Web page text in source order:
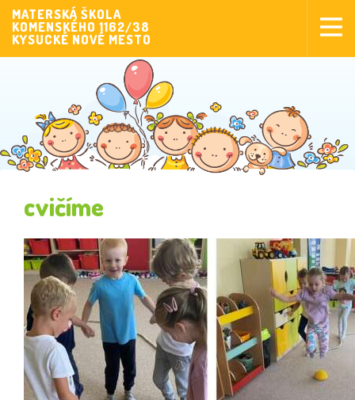
Aktivity pre deti
Fotogaléria
Naša škola
Prijímanie detí
Dokumenty
Krúžková činnosť
Zverejňovanie
Školská jedáleň
MATERSKÁ ŠKOLA
KOMENSKÉHO 1162/38
KYSUCKÉ NOVÉ MESTO
cvičíme